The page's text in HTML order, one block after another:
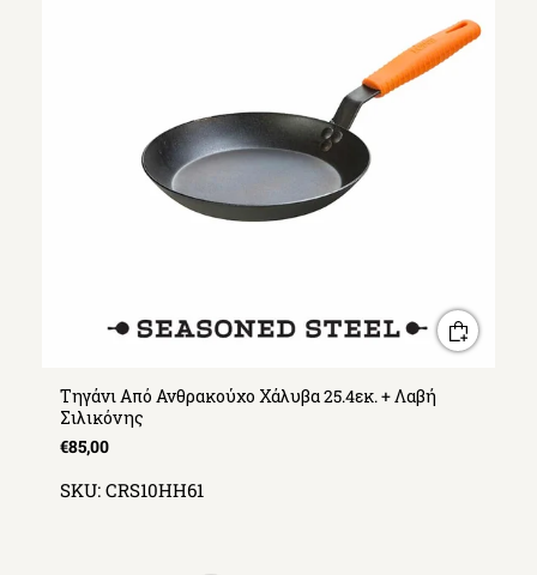
Τηγάνι Από Ανθρακούχο Χάλυβα 25.4εκ. + Λαβή
Σιλικόνης
€85,00
SKU: CRS10HH61